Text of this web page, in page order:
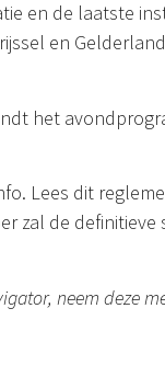
en de laatste
en
het
Lees dit
zal de
neem deze